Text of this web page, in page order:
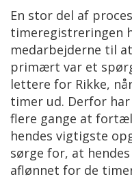
En stor del af
timeregistreringen
medarbejderne til
primært var et
lettere for Rikke,
timer ud. Derfor
flere gange at
hendes vigtigste
sørge for, at
aflønnet for de